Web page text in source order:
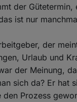
der Gütetermin,
ist nur
der
Urlaub und
der Meinung,
sich da? Er hat
Prozess